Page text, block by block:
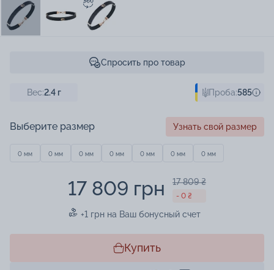
Спросить про товар
Вес:2.4г Проба:585
Выберите размер Узнать свой размер
0 мм 0 мм 0 мм 0 мм 0 мм 0 мм 0 мм
17 809 грн 17 809 ₴
- 0 ₴
+1 грн на Ваш бонусный счет
Купить